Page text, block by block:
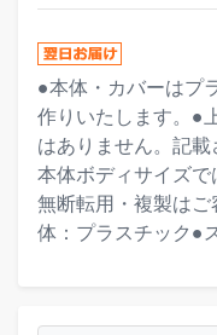
●本体・カバーはプ
作りいたします。●
はありません。記載
本体ボディサイズ
無断転用・複製はご
体：プラスチック●